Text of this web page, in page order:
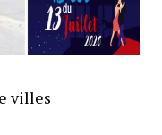
villes